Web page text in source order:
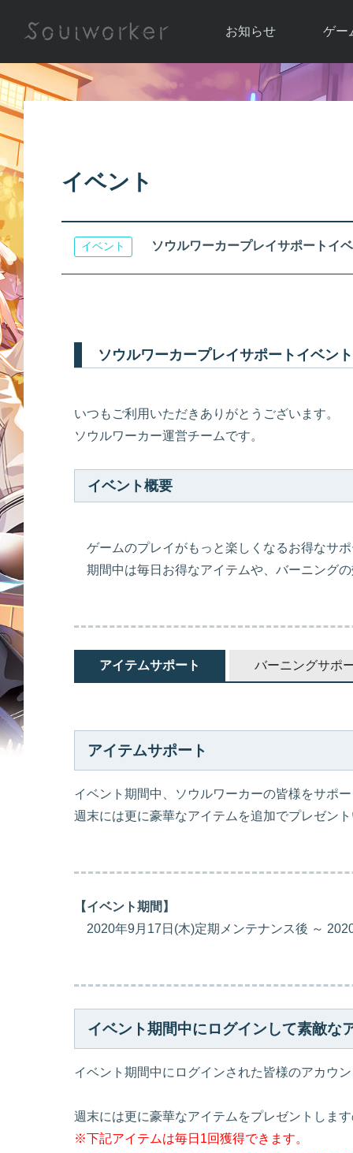
お知らせ
お知らせ一覧
ゲー
ソウ
アップ
イベント
イベント ソウルワーカープレイサポートイ
ソウルワーカープレイサポートイベン
いつもご利用いただきありがとうございます。
ソウルワーカー運営チームです。
イベント概要
ゲームのプレイがもっと楽しくなるお得なサ
期間中は毎日お得なアイテムや、バーニング
アイテムサポート バーニングサポ
アイテムサポート
イベント期間中、ソウルワーカーの皆様をサポ
週末には更に豪華なアイテムを追加でプレゼン
【イベント期間】
2020年9月17日(木)定期メンテナンス後 ～
イベント期間中にログインして素敵な
イベント期間中にログインされた皆様のアカウ
週末には更に豪華なアイテムをプレゼントしま
※下記アイテムは毎日1回獲得できます。